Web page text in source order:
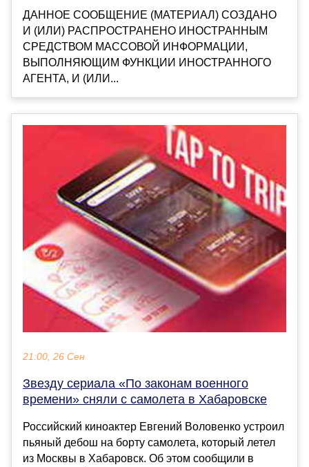
ДАННОЕ СООБЩЕНИЕ (МАТЕРИАЛ) СОЗДАНО
И (ИЛИ) РАСПРОСТРАНЕНО ИНОСТРАННЫМ
СРЕДСТВОМ МАССОВОЙ ИНФОРМАЦИИ,
ВЫПОЛНЯЮЩИМ ФУНКЦИИ ИНОСТРАННОГО
АГЕНТА, И (ИЛИ...
21:00, 26 Сен
Звезду сериала «По законам военного
времени» сняли с самолета в Хабаровске
Российский киноактер Евгений Воловенко устроил
пьяный дебош на борту самолета, который летел
из Москвы в Хабаровск. Об этом сообщили в